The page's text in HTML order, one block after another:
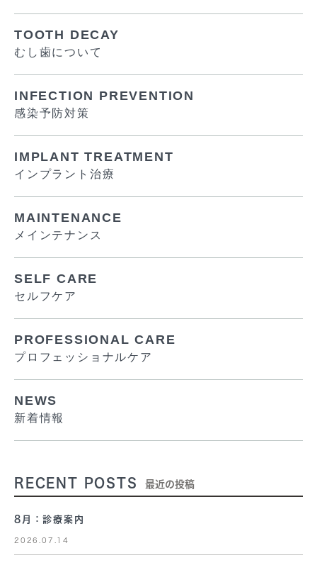
TOOTH DECAY
むし歯について
INFECTION PREVENTION
感染予防対策
IMPLANT TREATMENT
インプラント治療
MAINTENANCE
メインテナンス
SELF CARE
セルフケア
PROFESSIONAL CARE
プロフェッショナルケア
NEWS
新着情報
RECENT POSTS 最近の投稿
8月：診療案内
2026.07.14